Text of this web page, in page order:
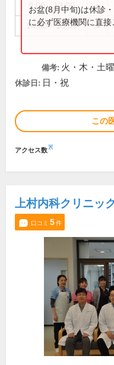
9:00～13:00 ●
14:00～18:00 ●
お盆(8月中旬)は休診
に必ず医療機関に直接
備考: 火・木・土
休診日: 日・祝
この
アクセス数※
上村内科クリニッ
口コミ 5件